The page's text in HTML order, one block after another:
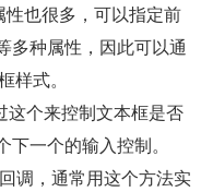
也很多，可以指定前
多种属性，因此可以通
样式。
这个来控制文本框是否
一个的输入控制。
调，通常用这个方法实